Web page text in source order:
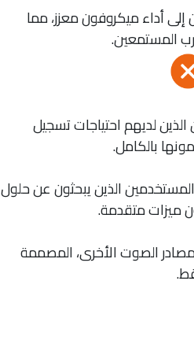
إلى أداء ميكروفون معزز، مما
المستمعين.
لديهم احتياجات تسجيل
بالكامل.
الذين يبحثون عن حلول
الصوت الأخرى، المصممة